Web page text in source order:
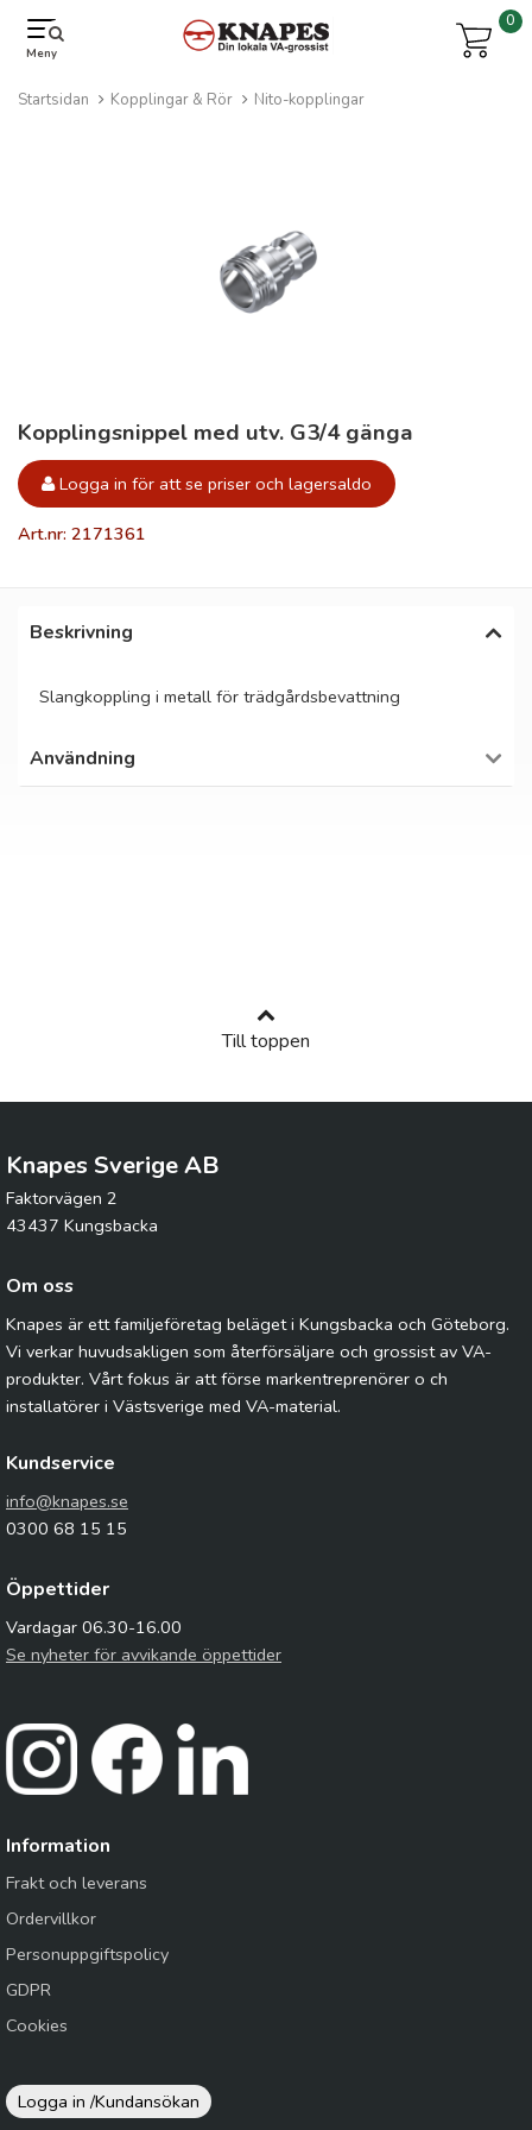
Meny
0
Startsidan Kopplingar & Rör Nito-kopplingar
Kopplingsnippel med utv. G3/4 gänga
Logga in för att se priser och lagersaldo
Art.nr: 2171361
Beskrivning
Slangkoppling i metall för trädgårdsbevattning
Användning
Till toppen
Knapes Sverige AB
Faktorvägen 2
43437 Kungsbacka
Om oss
Knapes är ett familjeföretag beläget i Kungsbacka och Göteborg.
Vi verkar huvudsakligen som återförsäljare och grossist av VA-
produkter. Vårt fokus är att förse markentreprenörer o ch
installatörer i Västsverige med VA-material.
Kundservice
info@knapes.se
0300 68 15 15
Öppettider
Vardagar 06.30-16.00
Se nyheter för avvikande öppettider
Information
Frakt och leverans
Ordervillkor
Personuppgiftspolicy
GDPR
Cookies
Logga in /Kundansökan